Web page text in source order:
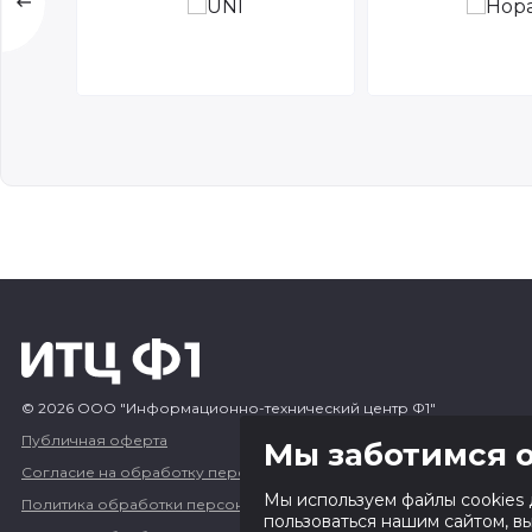
© 2026 ООО "Информационно-технический центр Ф1"
Публичная оферта
Согласие на обработку персональных данных
Политика обработки персональных данных
Мы заботимся
Мы используем файлы cookies
пользоваться нашим сайтом,